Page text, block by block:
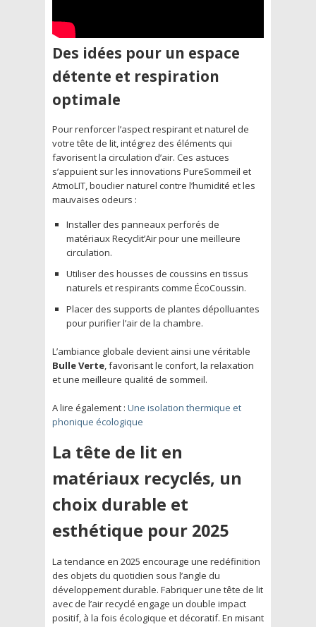
Des idées pour un espace
détente et respiration
optimale
Pour renforcer l’aspect respirant et naturel de
votre tête de lit, intégrez des éléments qui
favorisent la circulation d’air. Ces astuces
s’appuient sur les innovations PureSommeil et
AtmoLIT, bouclier naturel contre l’humidité et les
mauvaises odeurs :
Installer des panneaux perforés de
matériaux Recyclit’Air pour une meilleure
circulation.
Utiliser des housses de coussins en tissus
naturels et respirants comme ÉcoCoussin.
Placer des supports de plantes dépolluantes
pour purifier l’air de la chambre.
L’ambiance globale devient ainsi une véritable
Bulle Verte, favorisant le confort, la relaxation
et une meilleure qualité de sommeil.
A lire également : Une isolation thermique et
phonique écologique
La tête de lit en
matériaux recyclés, un
choix durable et
esthétique pour 2025
La tendance en 2025 encourage une redéfinition
des objets du quotidien sous l’angle du
développement durable. Fabriquer une tête de lit
avec de l’air recyclé engage un double impact
positif, à la fois écologique et décoratif. En misant